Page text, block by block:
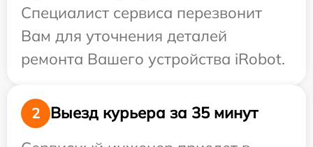
Специалист сервиса перезвонит
Вам для уточнения деталей
ремонта Вашего устройства iRobot.
2
Выезд курьера за 35 минут